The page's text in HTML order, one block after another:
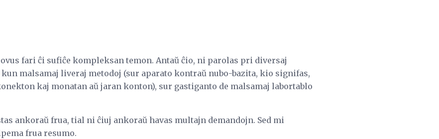
fari ĉi sufiĉe kompleksan temon. Antaŭ ĉio, ni parolas pri diversaj
malsamaj liveraj metodoj (sur aparato kontraŭ nubo-bazita, kio signifas,
kaj monatan aŭ jaran konton), sur gastiganto de malsamaj labortablo
ankoraŭ frua, tial ni ĉiuj ankoraŭ havas multajn demandojn. Sed mi
frua resumo.